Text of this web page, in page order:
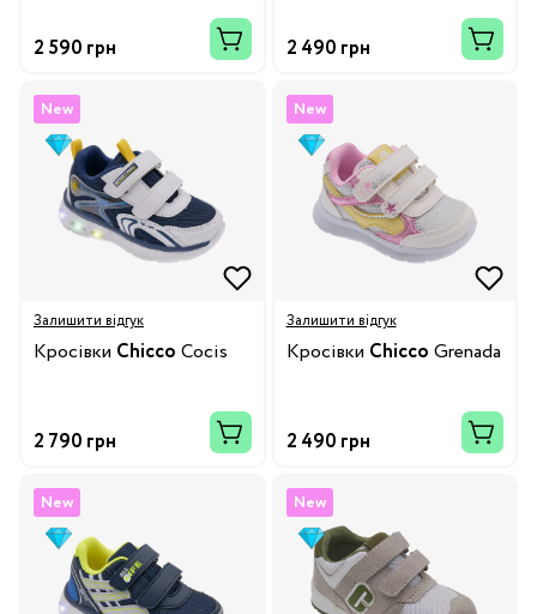
2 590 грн 2 490 грн
New
Залишити відгук
Кросівки Chicco Cocis
2 790 грн
New
Залишити відгук
Кросівки Chicco Grenada
2 490 грн
New New